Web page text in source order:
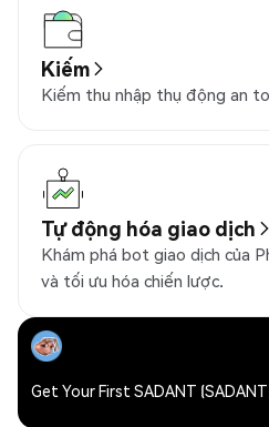
Kiếm
Kiếm thu nhập thụ động an
Tự động hóa giao dịch
Khám phá bot giao dịch của
và tối ưu hóa chiến lược.
Get Your First SADANT